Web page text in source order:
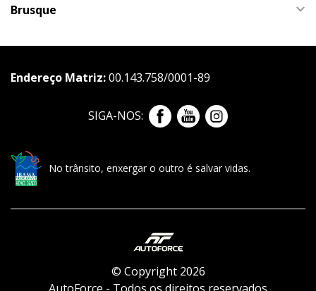
Brusque
Endereço Matriz:00.143.758/0001-89
SIGA-NOS:
No trânsito, enxergar o outro é salvar vidas.
© Copyright 2026
AutoForce - Todos os direitos reservados